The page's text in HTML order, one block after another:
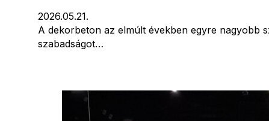
2026.05.21.
A dekorbeton az elmúlt években egyre nagyobb
szabadságot…